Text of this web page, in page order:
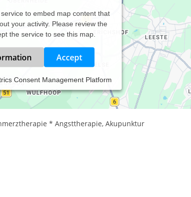
to embed map content that
your activity. Please review the
the service to see this map.
Accept
Consent Management Platform
können und auch erreichen, * ein ausgewogenes
sein von körperlichen und seelischen Beschwerden
* Angsttherapie, Akupunktur